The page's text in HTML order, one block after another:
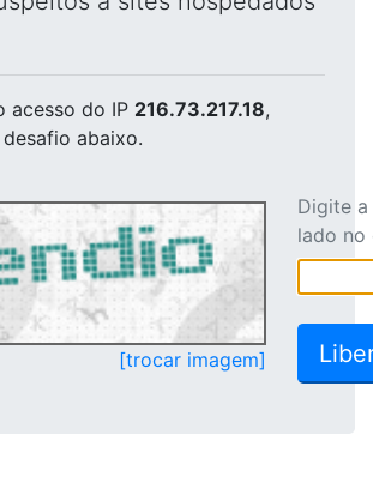
acesso do IP 216.73.217.18,
abaixo.
[trocar imagem]
Digite
lado no